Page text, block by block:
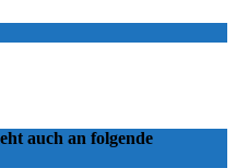
auch an folgende